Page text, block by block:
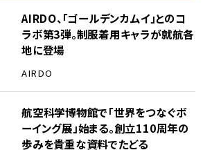
AIRDO、「ゴールデンカムイ」とのコ
ラボ第3弾。制服着用キャラが就航各
地に登場
AIRDO
航空科学博物館で「世界をつなぐボ
ーイング展」始まる。創立110周年の
歩みを貴重な資料でたどる